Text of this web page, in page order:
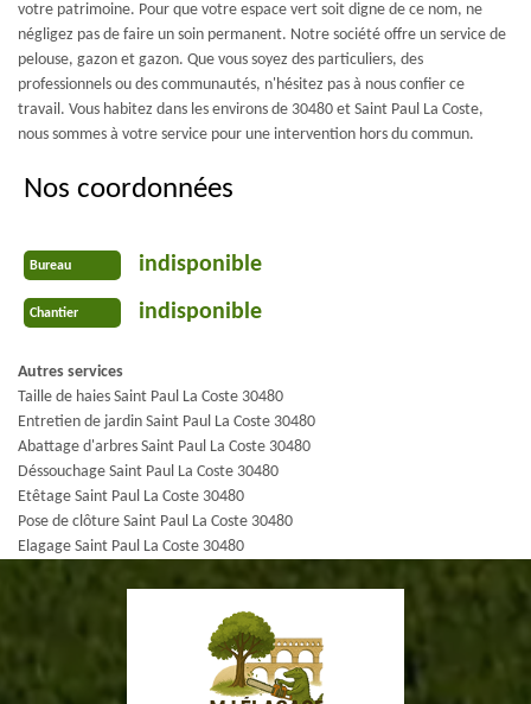
votre patrimoine. Pour que votre espace vert soit digne de ce nom, ne
négligez pas de faire un soin permanent. Notre société offre un service de
pelouse, gazon et gazon. Que vous soyez des particuliers, des
professionnels ou des communautés, n'hésitez pas à nous confier ce
travail. Vous habitez dans les environs de 30480 et Saint Paul La Coste,
nous sommes à votre service pour une intervention hors du commun.
Nos coordonnées
Bureau indisponible
Chantier indisponible
Autres services
Taille de haies Saint Paul La Coste 30480
Entretien de jardin Saint Paul La Coste 30480
Abattage d'arbres Saint Paul La Coste 30480
Déssouchage Saint Paul La Coste 30480
Etêtage Saint Paul La Coste 30480
Pose de clôture Saint Paul La Coste 30480
Elagage Saint Paul La Coste 30480